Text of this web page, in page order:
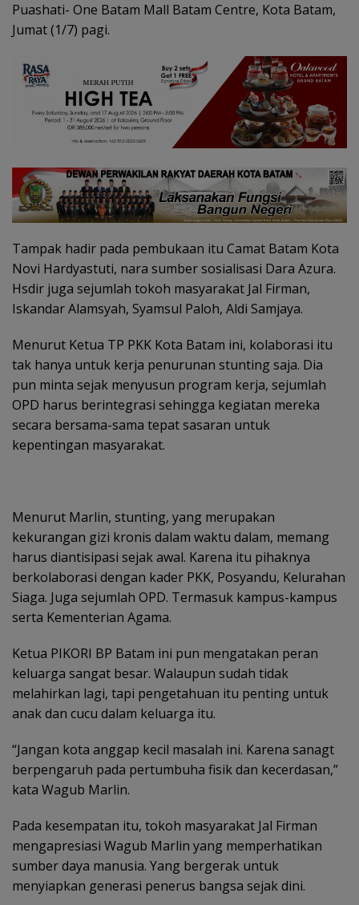
Puashati- One Batam Mall Batam Centre, Kota Batam,
Jumat (1/7) pagi.
Tampak hadir pada pembukaan itu Camat Batam Kota
Novi Hardyastuti, nara sumber sosialisasi Dara Azura.
Hsdir juga sejumlah tokoh masyarakat Jal Firman,
Iskandar Alamsyah, Syamsul Paloh, Aldi Samjaya.
Menurut Ketua TP PKK Kota Batam ini, kolaborasi itu
tak hanya untuk kerja penurunan stunting saja. Dia
pun minta sejak menyusun program kerja, sejumlah
OPD harus berintegrasi sehingga kegiatan mereka
secara bersama-sama tepat sasaran untuk
kepentingan masyarakat.
Menurut Marlin, stunting, yang merupakan
kekurangan gizi kronis dalam waktu dalam, memang
harus diantisipasi sejak awal. Karena itu pihaknya
berkolaborasi dengan kader PKK, Posyandu, Kelurahan
Siaga. Juga sejumlah OPD. Termasuk kampus-kampus
serta Kementerian Agama.
Ketua PIKORI BP Batam ini pun mengatakan peran
keluarga sangat besar. Walaupun sudah tidak
melahirkan lagi, tapi pengetahuan itu penting untuk
anak dan cucu dalam keluarga itu.
“Jangan kota anggap kecil masalah ini. Karena sanagt
berpengaruh pada pertumbuha fisik dan kecerdasan,”
kata Wagub Marlin.
Pada kesempatan itu, tokoh masyarakat Jal Firman
mengapresiasi Wagub Marlin yang memperhatikan
sumber daya manusia. Yang bergerak untuk
menyiapkan generasi penerus bangsa sejak dini.